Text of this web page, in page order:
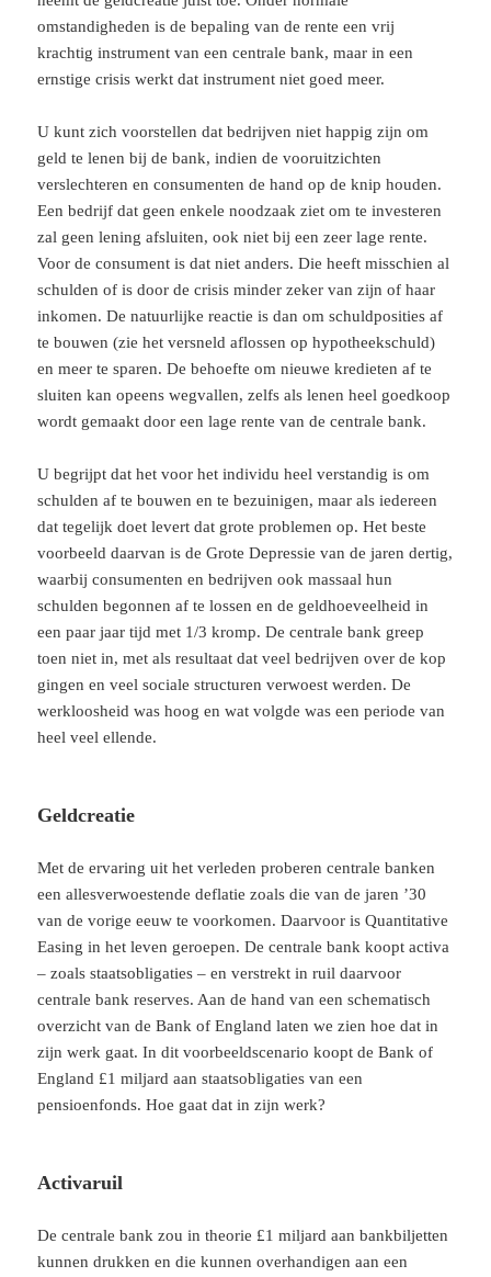
omstandigheden is de bepaling van de rente een vrij
krachtig instrument van een centrale bank, maar in een
ernstige crisis werkt dat instrument niet goed meer.
U kunt zich voorstellen dat bedrijven niet happig zijn om
geld te lenen bij de bank, indien de vooruitzichten
verslechteren en consumenten de hand op de knip houden.
Een bedrijf dat geen enkele noodzaak ziet om te investeren
zal geen lening afsluiten, ook niet bij een zeer lage rente.
Voor de consument is dat niet anders. Die heeft misschien al
schulden of is door de crisis minder zeker van zijn of haar
inkomen. De natuurlijke reactie is dan om schuldposities af
te bouwen (zie het versneld aflossen op hypotheekschuld)
en meer te sparen. De behoefte om nieuwe kredieten af te
sluiten kan opeens wegvallen, zelfs als lenen heel goedkoop
wordt gemaakt door een lage rente van de centrale bank.
U begrijpt dat het voor het individu heel verstandig is om
schulden af te bouwen en te bezuinigen, maar als iedereen
dat tegelijk doet levert dat grote problemen op. Het beste
voorbeeld daarvan is de Grote Depressie van de jaren dertig,
waarbij consumenten en bedrijven ook massaal hun
schulden begonnen af te lossen en de geldhoeveelheid in
een paar jaar tijd met 1/3 kromp. De centrale bank greep
toen niet in, met als resultaat dat veel bedrijven over de kop
gingen en veel sociale structuren verwoest werden. De
werkloosheid was hoog en wat volgde was een periode van
heel veel ellende.
Geldcreatie
Met de ervaring uit het verleden proberen centrale banken
een allesverwoestende deflatie zoals die van de jaren ’30
van de vorige eeuw te voorkomen. Daarvoor is Quantitative
Easing in het leven geroepen. De centrale bank koopt activa
– zoals staatsobligaties – en verstrekt in ruil daarvoor
centrale bank reserves. Aan de hand van een schematisch
overzicht van de Bank of England laten we zien hoe dat in
zijn werk gaat. In dit voorbeeldscenario koopt de Bank of
England £1 miljard aan staatsobligaties van een
pensioenfonds. Hoe gaat dat in zijn werk?
Activaruil
De centrale bank zou in theorie £1 miljard aan bankbiljetten
kunnen drukken en die kunnen overhandigen aan een